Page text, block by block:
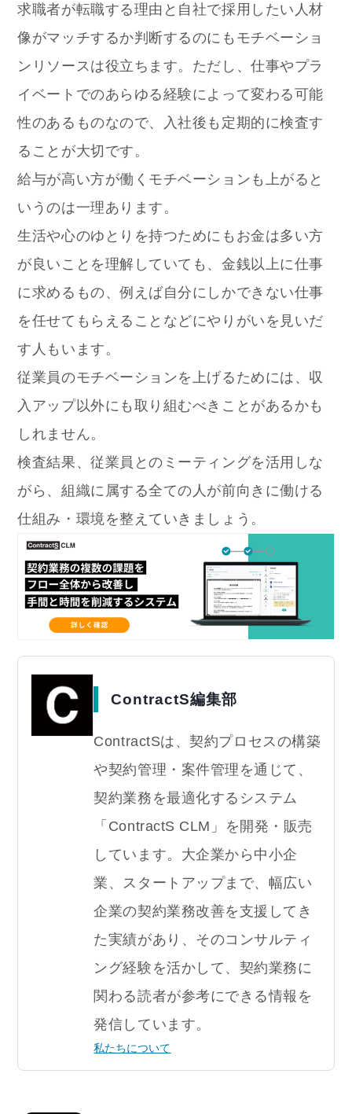
求職者が転職する理由と自社で採用したい人材
像がマッチするか判断するのにもモチベーショ
ンリソースは役立ちます。ただし、仕事やプラ
イベートでのあらゆる経験によって変わる可能
性のあるものなので、入社後も定期的に検査す
ることが大切です。
給与が高い方が働くモチベーションも上がると
いうのは一理あります。
生活や心のゆとりを持つためにもお金は多い方
が良いことを理解していても、金銭以上に仕事
に求めるもの、例えば自分にしかできない仕事
を任せてもらえることなどにやりがいを見いだ
す人もいます。
従業員のモチベーションを上げるためには、収
入アップ以外にも取り組むべきことがあるかも
しれません。
検査結果、従業員とのミーティングを活用しな
がら、組織に属する全ての人が前向きに働ける
仕組み・環境を整えていきましょう。
ContractS編集部
ContractSは、契約プロセスの構築
や契約管理・案件管理を通じて、
契約業務を最適化するシステム
「ContractS CLM」を開発・販売
しています。大企業から中小企
業、スタートアップまで、幅広い
企業の契約業務改善を支援してき
た実績があり、そのコンサルティ
ング経験を活かして、契約業務に
関わる読者が参考にできる情報を
発信しています。
私たちについて